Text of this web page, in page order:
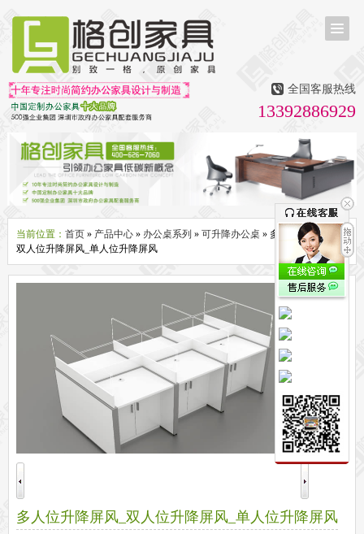
首页
茶台茶桌
多媒体会议室家具
办公屏风隔断系列
办公屏风卡位
高隔断墙 折叠屏风
组合职员台
办公桌系列
经理办公桌
会议桌
办公椅系列
休闲椅
老板大班椅 职员办公椅 会议椅
人体工学椅
茶几
文件柜系列
装饰柜 副柜 间隔柜 矮柜 实木文件柜 板式文件柜
钢制文件柜
保密文件柜
前台接待系列
接待家具
培训桌
公共区域家具系列
他们正在使用格创家具
全国客服热线
13392886929
当前位置： 首页» 产品中心» 办公桌系列 » 可升降办公桌 » 多人位升降屏风_
双人位升降屏风_单人位升降屏风
多人位升降屏风_双人位升降屏风_单人位升降屏风